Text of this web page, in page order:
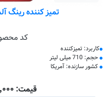
تمیز کننده رینگ
کد
کاربرد: تمیزکننده
حجم: 710 میلی لیتر
کشور سازنده: آمریکا
قیمت: ۱٬۴۰۰٬۰۰۰ تومان